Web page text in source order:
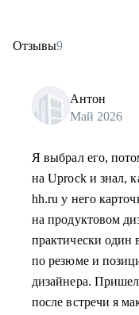
Отзывы9
Антон
Май 2026
Я выбрал его,
на Uprock и знал,
hh.ru у него
на продуктовом
практически один
по резюме и
дизайнера.
после встречи я